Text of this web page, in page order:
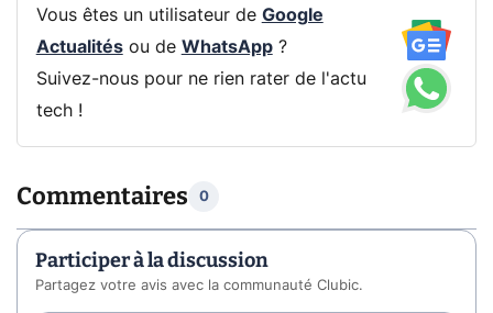
Vous êtes un utilisateur de Google
Actualitésou de WhatsApp?
Suivez-nous pour ne rien rater de l'actu
tech !
Commentaires 0
Participer à la discussion
Partagez votre avis avec la communauté Clubic.